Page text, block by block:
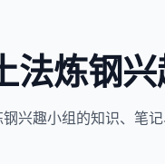
法炼钢
兴趣小组的知识、笔